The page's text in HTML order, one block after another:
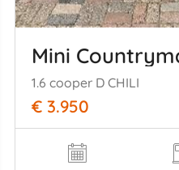
Mini
1.6 cooper D CHILI
€ 3.950